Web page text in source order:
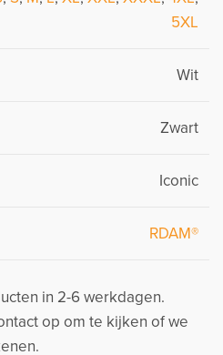
5XL
Wit
Zwart
Iconic
RDAM®
in 2-6 werkdagen.
op om te kijken of we